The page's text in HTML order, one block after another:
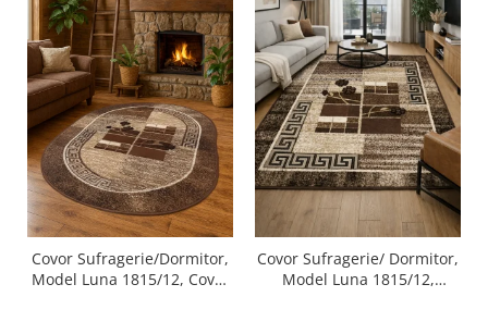
Covor Sufragerie/Dormitor,
Model Luna 1815/12, Covor
Covor Sufragerie/ Dormitor,
Model Luna 1815/12,